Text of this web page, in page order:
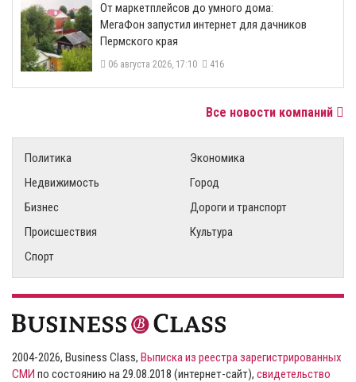
От маркетплейсов до умного дома:
МегаФон запустил интернет для дачников
Пермского края
06 августа 2026, 17:10 416
Все новости компаний
Политика
Экономика
Недвижимость
Город
Бизнес
Дороги и транспорт
Происшествия
Культура
Спорт
2004-2026, Business Class, Выписка из реестра зарегистрированных
СМИ по состоянию на 29.08.2018 (интернет-сайт), свидетельство